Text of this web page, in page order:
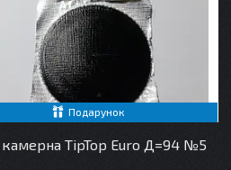
Подарунок
TipTop Euro Д=94 №5